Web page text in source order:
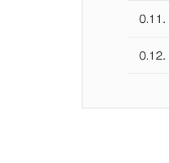
0.11.
0.12.